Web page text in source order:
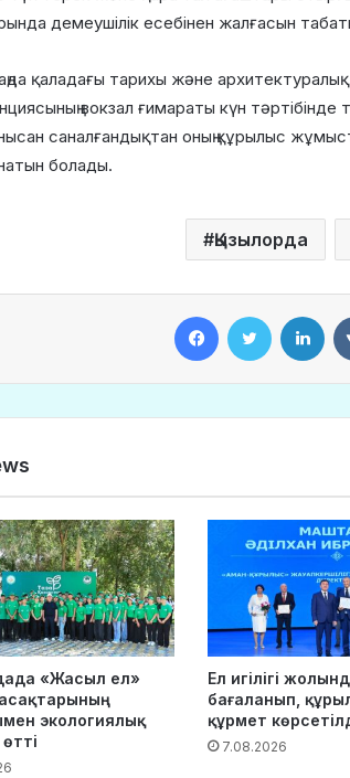
демеушілік есебінен жалғасын
қаладағы тарихы және
вокзал ғимараты күн
саналғандықтан оның құрылыс
болады.
Қызылорда
«Жасыл ел»
экологиялық
Ел игілігі
бағаланып,
құрмет
7.08.2026